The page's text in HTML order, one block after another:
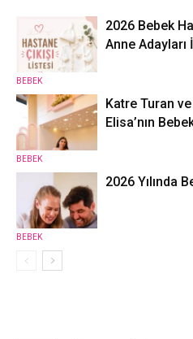
BEBEK
2026 Bebek
Anne
BEBEK
Katre Turan ve
Elisa’nın
BEBEK
2026 Yılında